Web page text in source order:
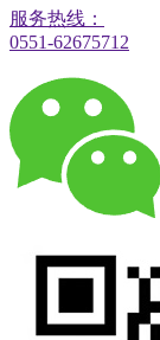
服务热线：
0551-62675712